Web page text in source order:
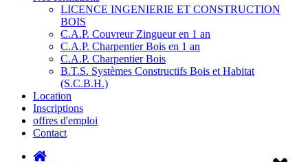
LICENCE INGENIERIE ET CONSTRUCTION
BOIS
C.A.P. Couvreur Zingueur en 1 an
C.A.P. Charpentier Bois en 1 an
C.A.P. Charpentier Bois
B.T.S. Systèmes Constructifs Bois et Habitat
(S.C.B.H.)
Location
Inscriptions
offres d'emploi
Contact